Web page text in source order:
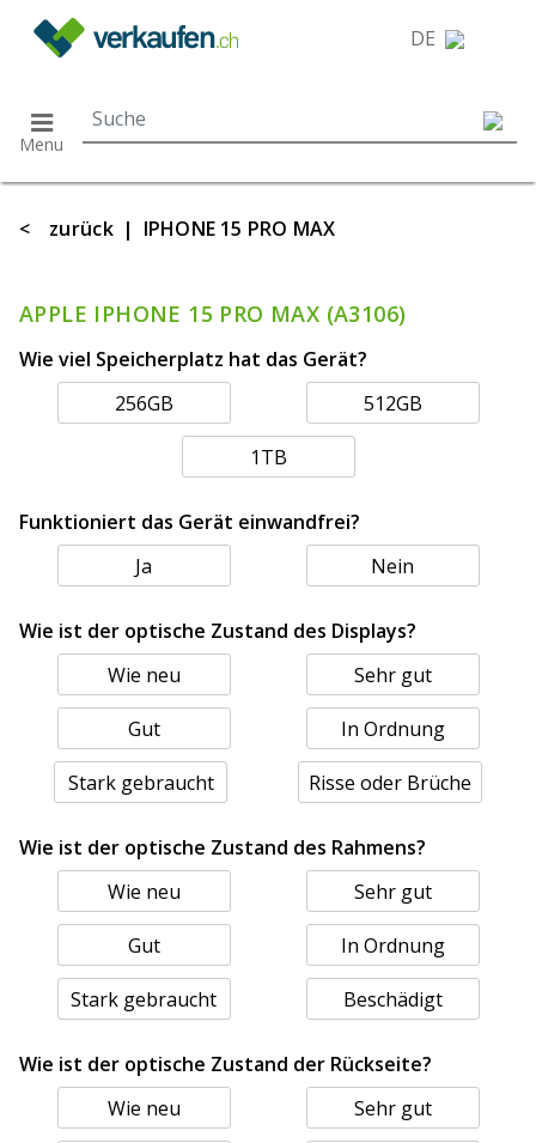
DE
Menu
< zurück | IPHONE 15 PRO MAX
APPLE IPHONE 15 PRO MAX (A3106)
Wie viel Speicherplatz hat das Gerät?
256GB
512GB
1TB
Funktioniert das Gerät einwandfrei?
Ja
Nein
Wie ist der optische Zustand des Displays?
Wie neu
Sehr gut
Gut In Ordnung
Stark gebraucht Risse oder Brüche
Wie ist der optische Zustand des Rahmens?
Wie neu
Sehr gut
Gut In Ordnung
Stark gebraucht Beschädigt
Wie ist der optische Zustand der Rückseite?
Wie neu
Sehr gut